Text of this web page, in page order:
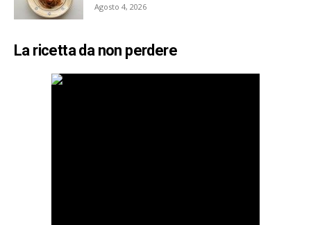
Agosto 4, 2026
La ricetta da non perdere